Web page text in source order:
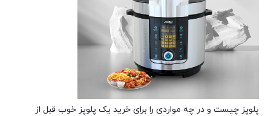
پلوپز چیست و در چه مواردی را برای خرید یک پلوپز خوب قبل از